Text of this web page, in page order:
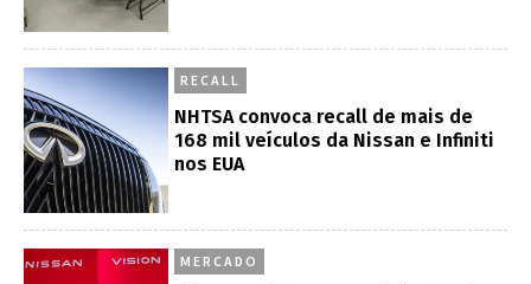
RECALL
NHTSA convoca recall de mais de
168 mil veículos da Nissan e Infiniti
nos EUA
MERCADO